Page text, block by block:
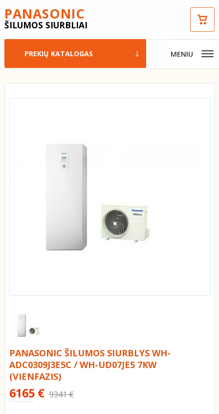
PANASONIC
ŠILUMOS SIURBLIAI
MENIU
PREKIŲ KATALOGAS
PANASONIC ŠILUMOS SIURBLYS WH-
ADC0309J3E5C / WH-UD07JE5 7KW
(VIENFAZIS)
6165 € 9341 €